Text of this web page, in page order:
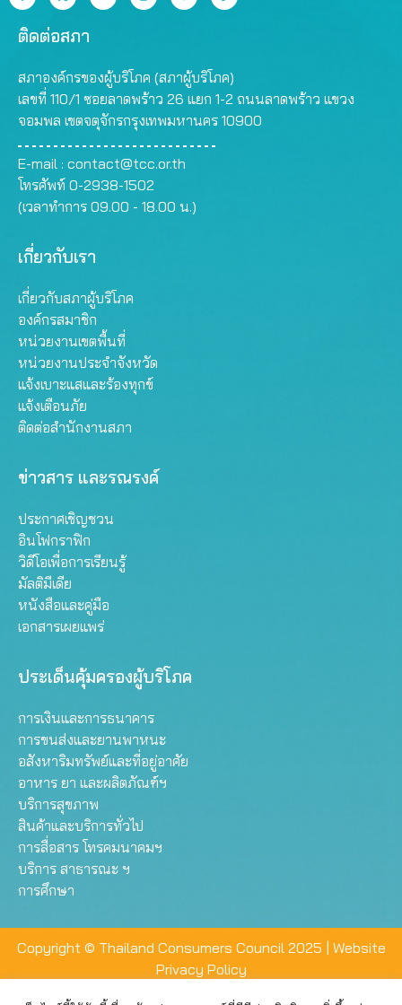
ติดต่อสภา
สภาองค์กรของผู้บริโภค (สภาผู้บริโภค)
เลขที่ 110/1 ซอยลาดพร้าว 26 แยก 1-2 ถนนลาดพร้าว แขวง
จอมพล เขตจตุจักรกรุงเทพมหานคร 10900
E-mail : contact@tcc.or.th
โทรศัพท์ 0-2938-1502
(เวลาทำการ 09.00 - 18.00 น.)
เกี่ยวกับเรา
เกี่ยวกับสภาผู้บริโภค
องค์กรสมาชิก
หน่วยงานเขตพื้นที่
หน่วยงานประจำจังหวัด
แจ้งเบาะแสและร้องทุกข์
แจ้งเตือนภัย
ติดต่อสำนักงานสภา
ข่าวสาร และรณรงค์
ประกาศเชิญชวน
อินโฟกราฟิก
วิดีโอเพื่อการเรียนรู้
มัลติมีเดีย
หนังสือและคู่มือ
เอกสารเผยแพร่
ประเด็นคุ้มครองผู้บริโภค
การเงินและการธนาคาร
การขนส่งและยานพาหนะ
อสังหาริมทรัพย์และที่อยู่อาศัย
อาหาร ยา และผลิตภัณฑ์ฯ
บริการสุขภาพ
สินค้าและบริการทั่วไป
การสื่อสาร โทรคมนาคมฯ
บริการ สาธารณะ ฯ
การศึกษา
Copyright © Thailand Consumers Council 2025 | Website
Privacy Policy